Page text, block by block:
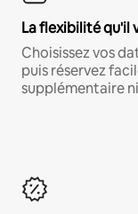
La flexibilité qu'il
Choisissez vos
puis réservez
supplémentaire